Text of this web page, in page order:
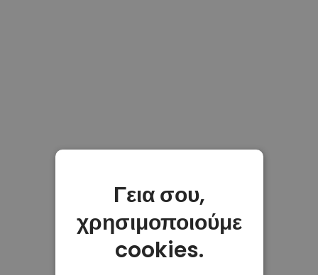
Γεια σου,
χρησιμοποιούμε
cookies.